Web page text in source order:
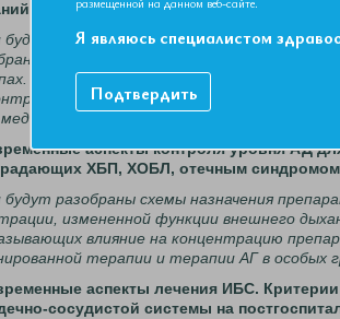
у пациентов с высокой
будут освещены вопросы диагностики ФР
аспекты контроля уровня ЛПНП,
В лекции подробно будут разобраны
уровня потребления соли и
коррекции ФР.
аспекты контроля уровня АД
ХБП, ХОБЛ, отечным
разобраны схемы назначения
измененной функции внешнего
влияние на концентрацию
терапии и терапии АГ в особых
аспекты лечения ИБС.
сосудистой системы на
Я являюсь специалистом
Подтвердить